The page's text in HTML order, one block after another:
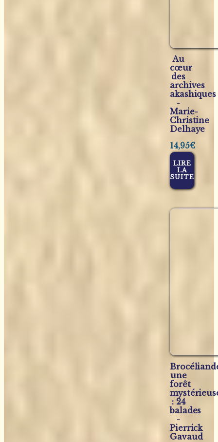
Au
cœur
des
archives
akashiques
-
Marie-
Christine
Delhaye
14,95€
LIRE
LA
SUITE
une
forêt
: 24
balades
-
Pierrick
Gavaud